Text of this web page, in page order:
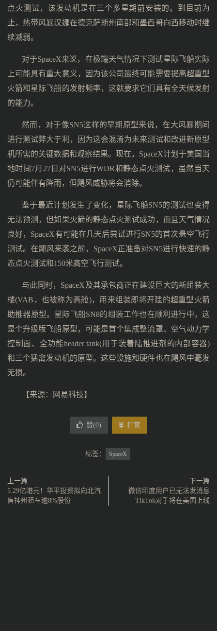
点火测试，该发动机是在三个多星期前安装的。到目前为
止，热带风暴汉娜在德克萨斯州南部和墨西哥向西移动时继
续减弱。
对于SpaceX来说，在极端天气情况下测试星际飞船实际
上可能具有重大意义，因为该公司最终可能需要提高超重型
火箭和星际飞船的发射频率，这就要求它们具有全天候发射
的能力。
然而，对于像SN5这样的早期原型来说，在大风暴期间
进行测试弊大于利，因为这会混淆为未来测试和改进新原型
机所需的关键数据和观察结果。现在，SpaceX计划于美国当
地时间7月27日对SN5进行WDR和静态点火测试，虽然当天
仍可能伴有降雨，但飓风威胁将会消除。
鉴于最近计划发生了变化，星际飞船SN5的测试也变得
无法预测，但如果火箭的静态点火测试成功，而且天气情况
良好，SpaceX有可能在几天后尝试进行SN5的首次悬空飞行
测试。在飓风来袭之前，SpaceX正准备对SN5进行快速的静
态点火测试和150米高空飞行测试。
与此同时，SpaceX及其承包商正在建设巨大的新组装大
楼(VAB，也被称为高舱)，用来组装即将开建的超重型火箭
助推器原型。星际飞船SN8的组装工作也在顺利进行中，这
是个升级版飞船原型，可能是首个集成整流罩、空气动力学
控制面、全功能header tank(用于装着陆推进剂的内部容器)
和三个猛禽发动机的原型。这些设施和硬件也在飓风中毫发
无损。
【来源： 网易科技】
赞(0) 打赏
标签： SpaceX
上一篇
5.29亿港元！华平投资拟向北汽
售神州租车逾8%股份
下一篇
微信印度用户已无法发消息
TikTok对手将在美国上线